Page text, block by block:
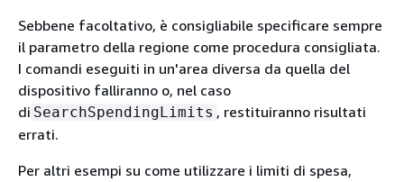
Sebbene facoltativo, è consigliabile specificare sempre
il parametro della regione come procedura consigliata.
I comandi eseguiti in un'area diversa da quella del
dispositivo falliranno o, nel caso
di SearchSpendingLimits , restituiranno risultati
errati.
Per altri esempi su come utilizzare i limiti di spesa,